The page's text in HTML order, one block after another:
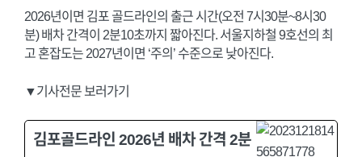
2026년이면 김포 골드라인의 출근 시간(오전 7시30분~8시30
분) 배차 간격이 2분10초까지 짧아진다. 서울지하철 9호선의 최
고 혼잡도는 2027년이면 ‘주의’ 수준으로 낮아진다.
▼기사전문 보러가기
김포골드라인 2026년 배차 간격 2분